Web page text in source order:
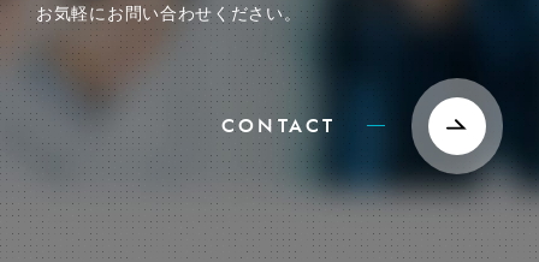
お気軽にお問い合わせください。
CONTACT